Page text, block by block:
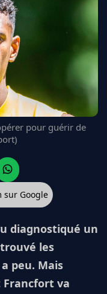
pour guérir de
sur Google
diagnostiqué un
les
peu. Mais
Francfort va